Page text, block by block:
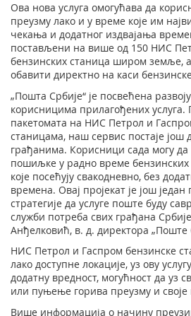
Ова нова услуга омогућава да
преузму лако и у време које им
чекања и додатног издвајања
постављени на више од 150 НИС
бензинских станица широм земље,
обавити директно на каси
„Пошта Србије“ је посвећена
корисницима прилагођених
пакетомата на НИС Петрол и
станицама, наш сервис постаје још
грађанима. Корисници сада могу да
пошиљке у радно време
које посећују свакодневно, без
времена. Овај пројекат је још
стратегије да услуге поште буду
служби потреба свих грађана
Анђелковић, в. д. директора „Поште
НИС Петрол и Гаспром бензинске
лако доступне локације, уз ову
додатну вредност, могућност да уз
или пуњење горива преузму и
Више информација о начину